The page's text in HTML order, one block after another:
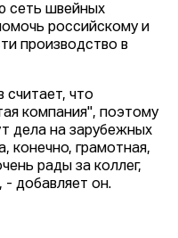
сеть швейных
российскому и
производство в
считает, что
компания", поэтому
дела на зарубежных
конечно, грамотная,
рады за коллег,
- добавляет он.